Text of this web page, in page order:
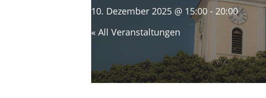
10. Dezember 2025 @ 15:00 - 20:00
« All Veranstaltungen